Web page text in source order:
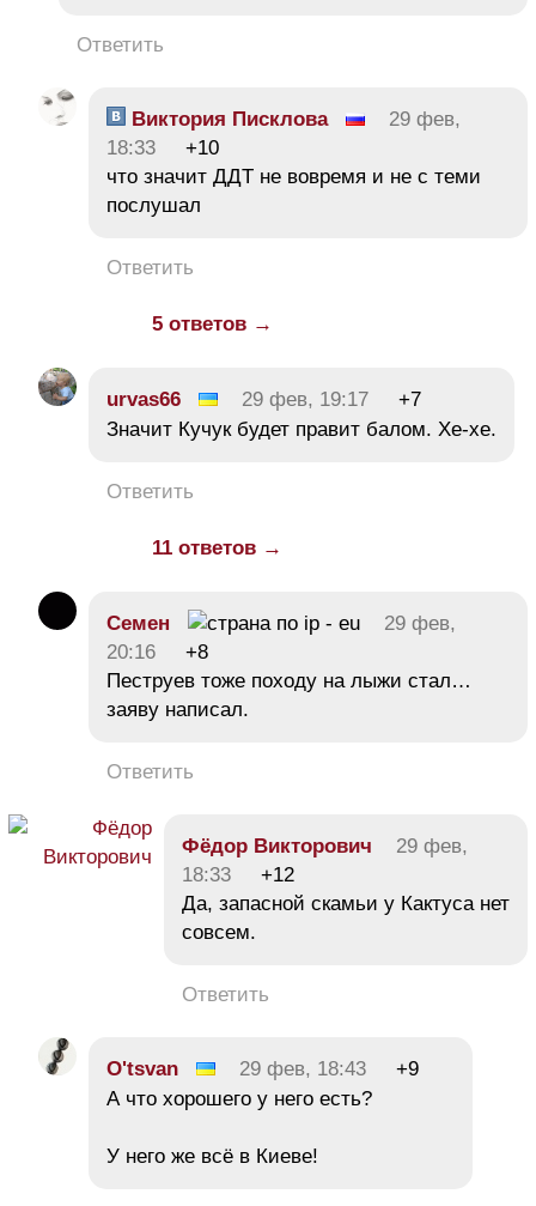
Ответить
Виктория Писклова
29 фев,
18:33
+10
что значит ДДТ не вовремя и не с теми
послушал
Ответить
5 ответов →
urvas66 29 фев, 19:17
+7
Значит Кучук будет правит балом. Хе-хе.
Ответить
11 ответов →
Семен
29 фев,
20:16
+8
Пеструев тоже походу на лыжи стал…
заяву написал.
Ответить
Фёдор Викторович
29 фев,
18:33
+12
Да, запасной скамьи у Кактуса нет
совсем.
Ответить
O'tsvan 29 фев, 18:43
+9
А что хорошего у него есть?
У него же всё в Киеве!